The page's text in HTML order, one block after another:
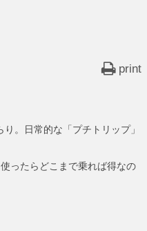
print
。日常的な「プチトリップ」
ったらどこまで乗れば得なの